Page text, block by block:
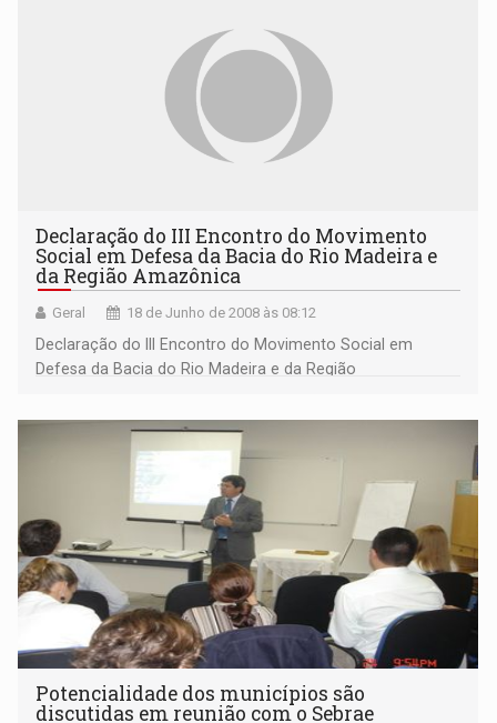
Declaração do III Encontro do Movimento
Social em Defesa da Bacia do Rio Madeira e
da Região Amazônica
Geral 18 de Junho de 2008 às 08:12
Declaração do III Encontro do Movimento Social em
Defesa da Bacia do Rio Madeira e da Região
Potencialidade dos municípios são
discutidas em reunião com o Sebrae